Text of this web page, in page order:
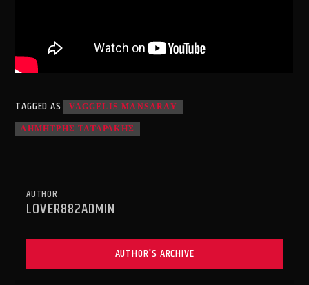
TAGGED AS VAGGELIS MANSARAY
ΔΗΜΗΤΡΗΣ ΤΑΤΑΡΑΚΗΣ
AUTHOR
LOVER882ADMIN
AUTHOR'S ARCHIVE